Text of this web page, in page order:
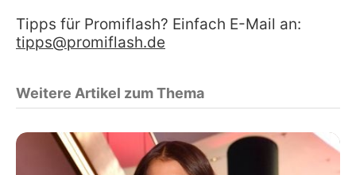
Tipps für Promiflash? Einfach E-Mail an:
tipps@promiflash.de
Weitere Artikel zum Thema